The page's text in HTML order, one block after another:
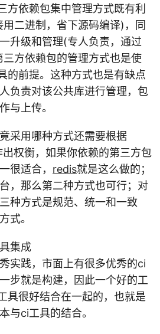
方依赖包集中管理方式既有利
二进制，省下源码编译)，同
升级和管理(专人负责，通过
方依赖包的管理方式也是使
的前提。这种方式也是有缺点
负责对该公共库进行管理，包
与上传。
采用哪种方式还需要根据
权衡，如果你依赖的第三方包
很适合， redis就是这么做的；
，那么第二种方式也可行；对
种方式是规范、统一和一致
式。
集成
实践，市面上有很多优秀的ci
步就是构建，因此一个好的工
具很好结合在一起的，也就是
与ci工具的结合。